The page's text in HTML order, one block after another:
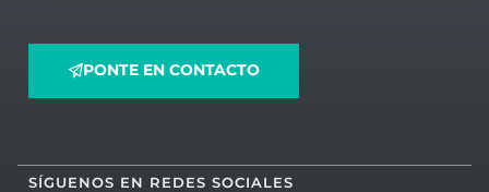
PONTE EN CONTACTO
SÍGUENOS EN REDES SOCIALES